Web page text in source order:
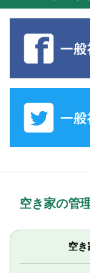
空き家の管
空